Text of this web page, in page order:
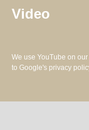
Video
We use YouTube on
to Google's privacy